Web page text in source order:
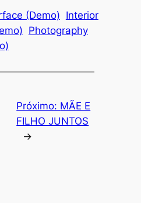
(Demo) Interior
Photography
Próximo: MÃE E
FILHO JUNTOS
→